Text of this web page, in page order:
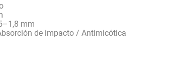
mm
de impacto / Antimicótica